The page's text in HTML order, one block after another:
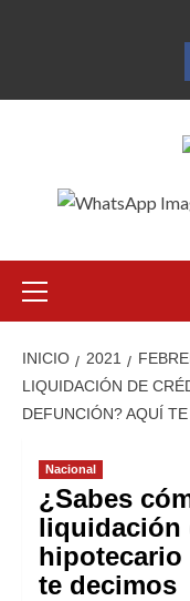
primario
INICIO 2021
LIQUIDACIÓN DE
DEFUNCIÓN? AQUÍ
Nacional
¿Sabes
liquidación
te decimos